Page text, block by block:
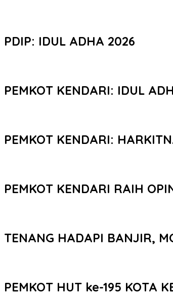
PDIP: IDUL ADHA 2026
PEMKOT KENDARI: IDUL
PEMKOT KENDARI:
PEMKOT KENDARI RAIH
TENANG HADAPI BANJIR,
PEMKOT HUT ke-195 KOTA